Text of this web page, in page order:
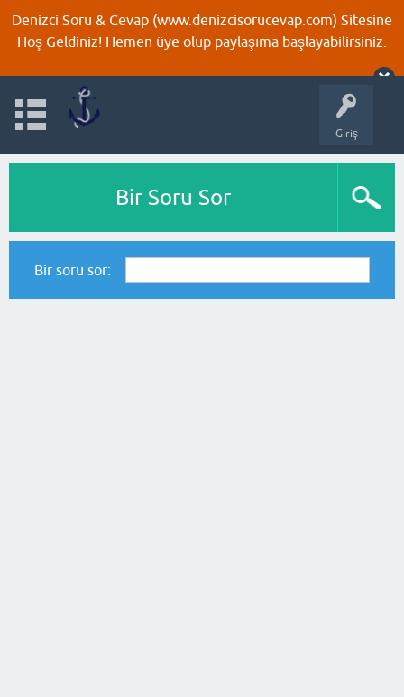
Denizci Soru & Cevap (www.denizcisorucevap.com) Sitesine
Hoş Geldiniz! Hemen üye olup paylaşıma başlayabilirsiniz.
Giriş
Bir Soru Sor
Bir soru sor: